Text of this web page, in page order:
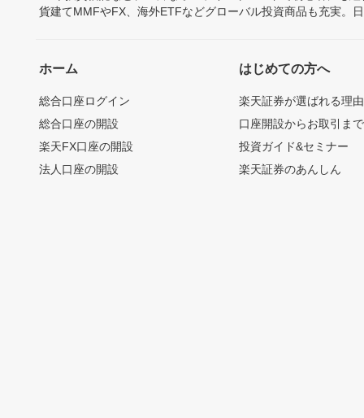
貨建てMMFやFX、海外ETFなどグローバル投資商品も充実。
ホーム
総合口座ログイン
総合口座の開設
楽天FX口座の開設
法人口座の開設
はじめての方へ
楽天証券が選ばれる理由
口座開設からお取引ま
投資ガイド&セミナー
楽天証券のあんしん